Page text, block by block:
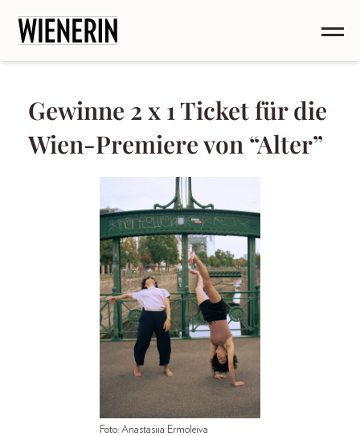
Gewinne 2 x 1 Ticket für die
Wien-Premiere von “Alter”
Foto: Anastasiia Ermoleiva